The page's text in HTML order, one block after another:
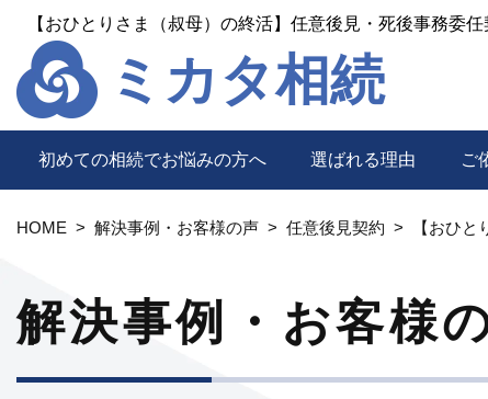
ミカタ相続
初めての相続でお悩みの方へ 選ばれる理由 ご
HOME 解決事例・お客様の声 任意後見契約 【おひ
解決事例・お客様